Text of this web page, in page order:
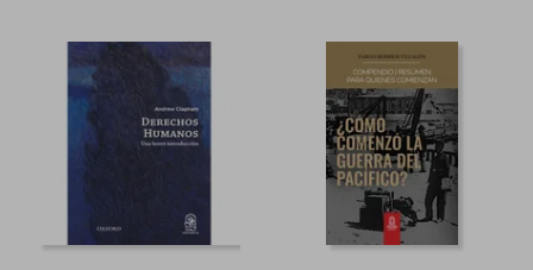
45%
dcto. $ 24.90
45%
dcto.